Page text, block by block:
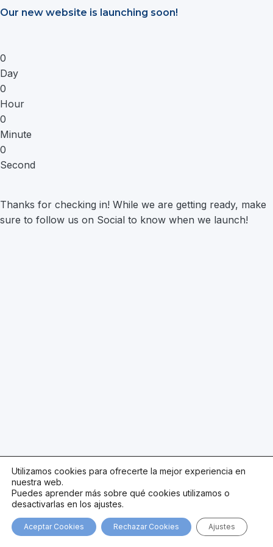
Saltar
Our new website is launching soon!
0
Day
0
Hour
0
Minute
0
Second
Thanks for checking in! While we are getting ready, make
sure to follow us on Social to know when we launch!
Utilizamos cookies para ofrecerte la mejor experiencia en
nuestra web.
Puedes aprender más sobre qué cookies utilizamos o
desactivarlas en los ajustes.
Aceptar Cookies Rechazar Cookies Ajustes